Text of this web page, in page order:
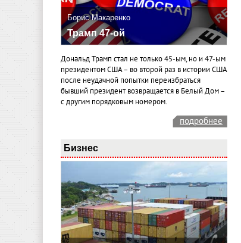
Борис Макаренко
Трамп 47-ой
Дональд Трамп стал не только 45-ым, но и 47-ым
президентом США – во второй раз в истории США
после неудачной попытки переизбраться
бывший президент возвращается в Белый Дом –
с другим порядковым номером.
подробнее
Бизнес